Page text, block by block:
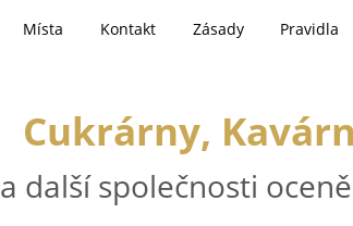
Místa Kontakt Zásady Pravidla
Cukrárny,
a další společnosti